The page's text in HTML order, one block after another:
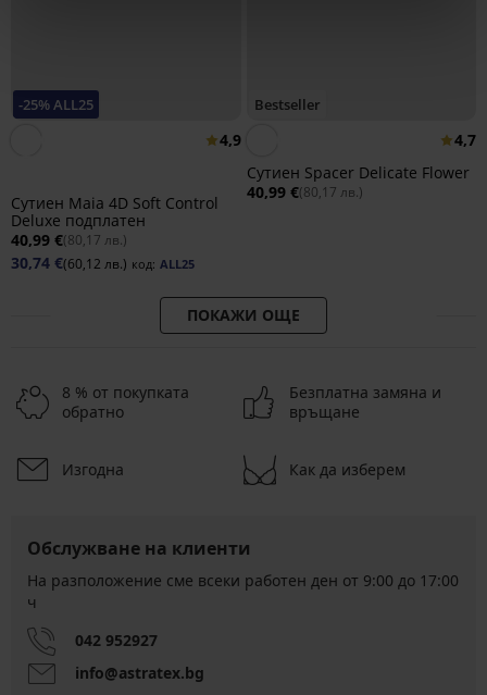
-25% ALL25
4,9
Сутиен Maia 4D Soft Control
Deluxe подплатен
40,99 €(80,17 лв.)
30,74 €(60,12 лв.) код: ALL25
Bestseller
4,7
Сутиен Spacer Delicate Flower
40,99 €(80,17 лв.)
ПОКАЖИ ОЩЕ
8 % от покупката
обратно
Безплатна замяна и
връщане
Изгодна Как да изберем
Обслужване на клиенти
На разположение сме всеки работен ден от 9:00 до 17:00
ч
042 952927
info@astratex.bg